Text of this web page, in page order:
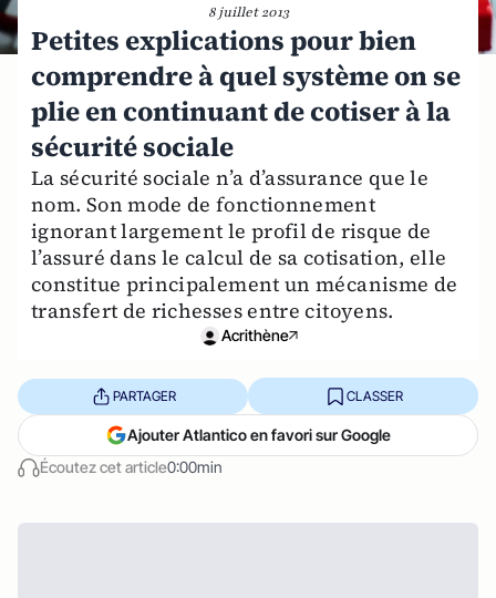
8 juillet 2013
Petites explications pour bien
comprendre à quel système on se
plie en continuant de cotiser à la
sécurité sociale
La sécurité sociale n’a d’assurance que le
nom. Son mode de fonctionnement
ignorant largement le profil de risque de
l’assuré dans le calcul de sa cotisation, elle
constitue principalement un mécanisme de
transfert de richesses entre citoyens.
Acrithène
Écoutez cet article0:00min
PARTAGER CLASSER
Ajouter Atlantico en favori sur Google